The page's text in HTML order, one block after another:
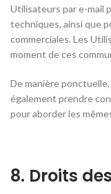
Utilisateurs par e-mail
techniques, ainsi que
commerciales. Les
moment de ces
De manière
également prendre
pour aborder les
8. Droits